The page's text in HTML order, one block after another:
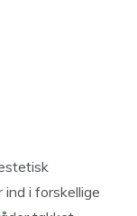
i forskellige